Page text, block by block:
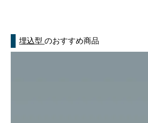
埋込型のおすすめ商品